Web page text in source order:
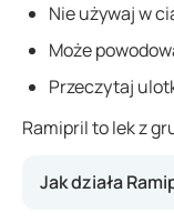
Nie używaj w
Może
Przeczytaj
Ramipril to lek z
Jak działa